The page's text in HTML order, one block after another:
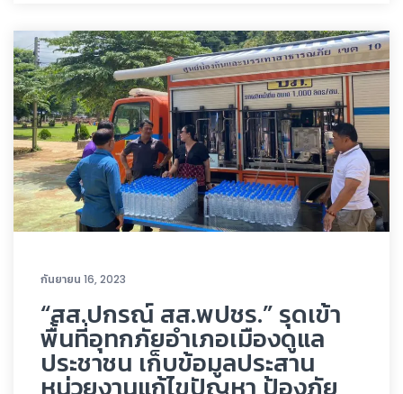
กันยายน 16, 2023
“สส.ปกรณ์ สส.พปชร.” รุดเข้า
พื้นที่อุทกภัยอำเภอเมืองดูแล
ประชาชน เก็บข้อมูลประสาน
หน่วยงานแก้ไขปัญหา ป้องภัย